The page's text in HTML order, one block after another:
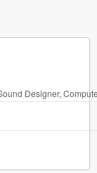
Designer,